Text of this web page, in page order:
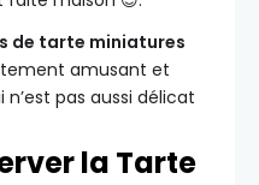
de tarte miniatures
amusant et
pas aussi délicat
la Tarte